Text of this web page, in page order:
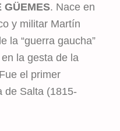
GÜEMES. Nace en
y militar Martín
la “guerra gaucha”
la gesta de la
el primer
de Salta (1815-